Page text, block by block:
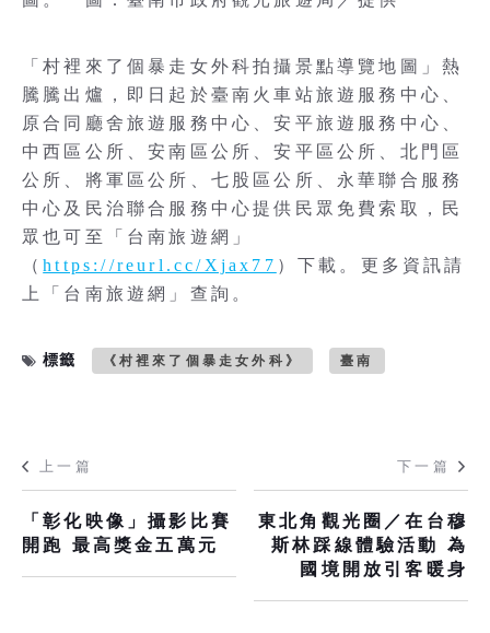
「村裡來了個暴走女外科拍攝景點導覽地圖」熱
騰騰出爐，即日起於臺南火車站旅遊服務中心、
原合同廳舍旅遊服務中心、安平旅遊服務中心、
中西區公所、安南區公所、安平區公所、北門區
公所、將軍區公所、七股區公所、永華聯合服務
中心及民治聯合服務中心提供民眾免費索取，民
眾也可至「台南旅遊網」
（https://reurl.cc/Xjax77 ）下載。更多資訊請
上「台南旅遊網」查詢。
標籤 《村裡來了個暴走女外科》 臺南
上一篇
「彰化映像」攝影比賽
開跑 最高獎金五萬元
下一篇
東北角觀光圈／在台穆
斯林踩線體驗活動 為
國境開放引客暖身